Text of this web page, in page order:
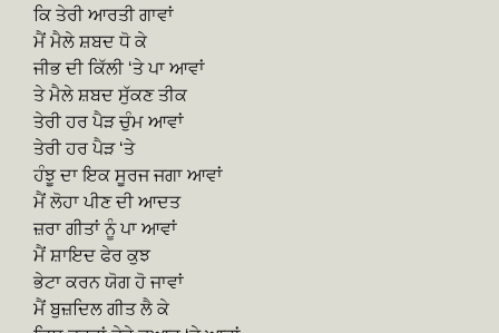
ਕਿ ਤੇਰੀ ਆਰਤੀ ਗਾਵਾਂ
ਮੈਂ ਮੈਲੇ ਸ਼ਬਦ ਧੋ ਕੇ
ਜੀਭ ਦੀ ਕਿੱਲੀ ‘ਤੇ ਪਾ ਆਵਾਂ
ਤੇ ਮੈਲੇ ਸ਼ਬਦ ਸੁੱਕਣ ਤੀਕ
ਤੇਰੀ ਹਰ ਪੈੜ ਚੁੰਮ ਆਵਾਂ
ਤੇਰੀ ਹਰ ਪੈੜ ‘ਤੇ
ਹੰਝੂ ਦਾ ਇਕ ਸੂਰਜ ਜਗਾ ਆਵਾਂ
ਮੈਂ ਲੋਹਾ ਪੀਣ ਦੀ ਆਦਤ
ਜ਼ਰਾ ਗੀਤਾਂ ਨੂੰ ਪਾ ਆਵਾਂ
ਮੈਂ ਸ਼ਾਇਦ ਫੇਰ ਕੁਝ
ਭੇਟਾ ਕਰਨ ਯੋਗ ਹੋ ਜਾਵਾਂ
ਮੈਂ ਬੁਜ਼ਦਿਲ ਗੀਤ ਲੈ ਕੇ